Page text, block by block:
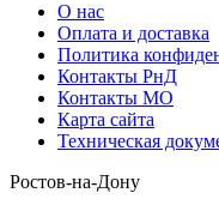
О нас
Оплата и доставка
Политика
Контакты РнД
Контакты МО
Карта сайта
Техническая
Ростов-на-Дону